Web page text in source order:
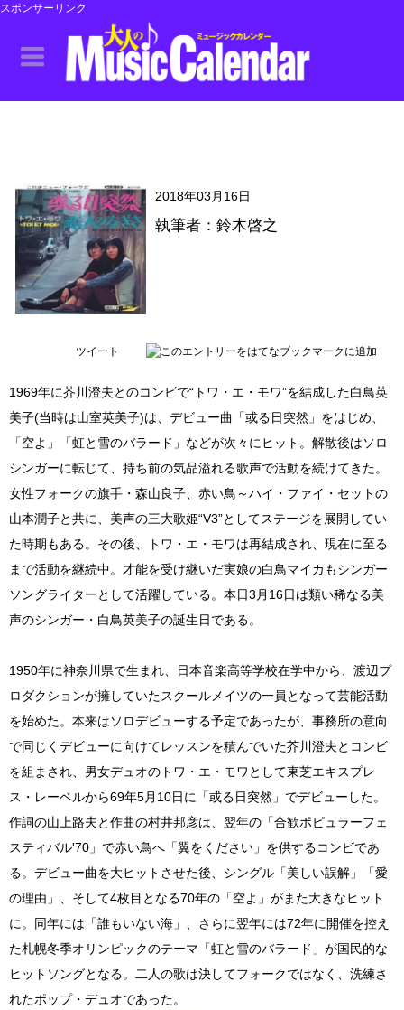
スポンサーリンク
2018年03月16日
執筆者：鈴木啓之
ツイート
1969年に芥川澄夫とのコンビで“トワ・エ・モワ”を結成した白鳥英
美子(当時は山室英美子)は、デビュー曲「或る日突然」をはじめ、
「空よ」「虹と雪のバラード」などが次々にヒット。解散後はソロ
シンガーに転じて、持ち前の気品溢れる歌声で活動を続けてきた。
女性フォークの旗手・森山良子、赤い鳥～ハイ・ファイ・セットの
山本潤子と共に、美声の三大歌姫“V3”としてステージを展開してい
た時期もある。その後、トワ・エ・モワは再結成され、現在に至る
まで活動を継続中。才能を受け継いだ実娘の白鳥マイカもシンガー
ソングライターとして活躍している。本日3月16日は類い稀なる美
声のシンガー・白鳥英美子の誕生日である。
1950年に神奈川県で生まれ、日本音楽高等学校在学中から、渡辺プ
ロダクションが擁していたスクールメイツの一員となって芸能活動
を始めた。本来はソロデビューする予定であったが、事務所の意向
で同じくデビューに向けてレッスンを積んでいた芥川澄夫とコンビ
を組まされ、男女デュオのトワ・エ・モワとして東芝エキスプレ
ス・レーベルから69年5月10日に「或る日突然」でデビューした。
作詞の山上路夫と作曲の村井邦彦は、翌年の「合歓ポピュラーフェ
スティバル'70」で赤い鳥へ「翼をください」を供するコンビであ
る。デビュー曲を大ヒットさせた後、シングル「美しい誤解」「愛
の理由」、そして4枚目となる70年の「空よ」がまた大きなヒット
に。同年には「誰もいない海」、さらに翌年には72年に開催を控え
た札幌冬季オリンピックのテーマ「虹と雪のバラード」が国民的な
ヒットソングとなる。二人の歌は決してフォークではなく、洗練さ
れたポップ・デュオであった。